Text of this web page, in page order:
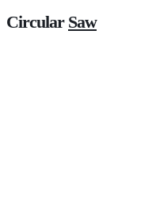
Circular Saw